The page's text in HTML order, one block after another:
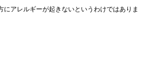
にアレルギーが起きないというわけではありま